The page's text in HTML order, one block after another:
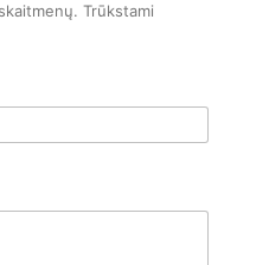
Trūkstami